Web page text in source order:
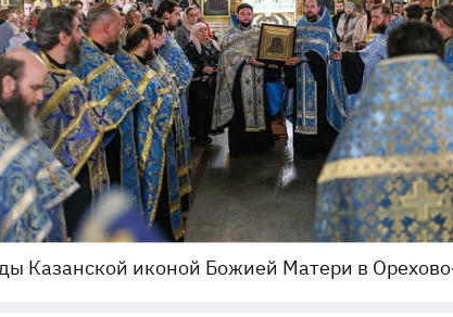
Казанской иконой Божией Матери в